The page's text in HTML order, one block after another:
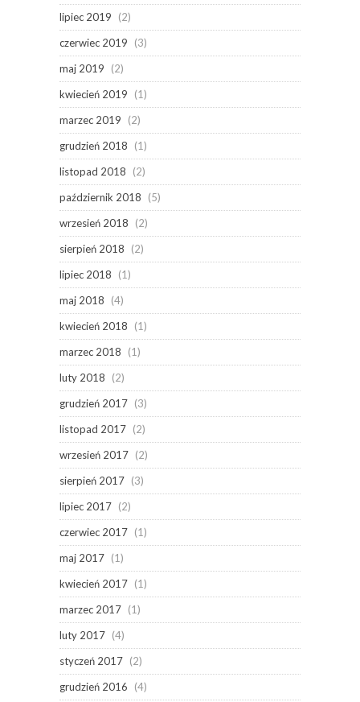
lipiec 2019
(2)
czerwiec 2019
(3)
maj 2019
(2)
kwiecień 2019
(1)
marzec 2019
(2)
grudzień 2018
(1)
listopad 2018
(2)
październik 2018
(5)
wrzesień 2018
(2)
sierpień 2018
(2)
lipiec 2018
(1)
maj 2018
(4)
kwiecień 2018
(1)
marzec 2018
(1)
luty 2018
(2)
grudzień 2017 (3)
listopad 2017 (2)
wrzesień 2017 (2)
sierpień 2017 (3)
lipiec 2017 (2)
czerwiec 2017 (1)
maj 2017 (1)
kwiecień 2017 (1)
marzec 2017 (1)
luty 2017 (4)
styczeń 2017 (2)
grudzień 2016
(4)